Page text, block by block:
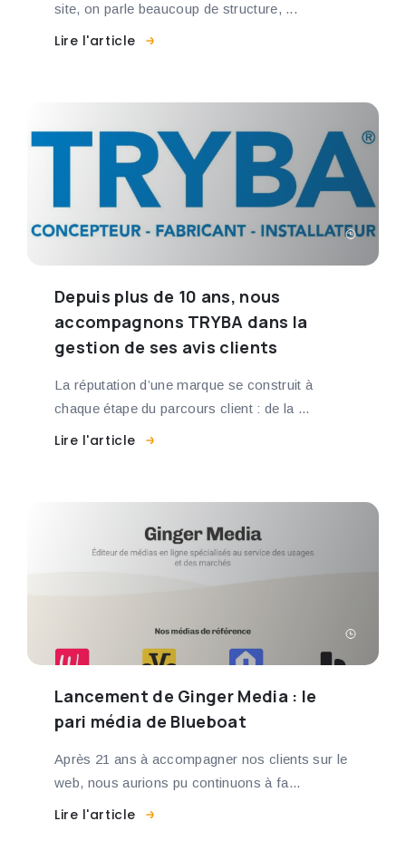
site, on parle beaucoup de structure, ...
Lire l'article
Depuis plus de 10 ans, nous
accompagnons TRYBA dans la
gestion de ses avis clients
La réputation d’une marque se construit à
chaque étape du parcours client : de la ...
Lire l'article
Lancement de Ginger Media : le
pari média de Blueboat
Après 21 ans à accompagner nos clients sur le
web, nous aurions pu continuons à fa...
Lire l'article